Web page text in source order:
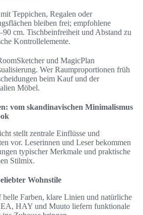
Teppichen, Regalen oder
bleiben frei; empfohlene
cm. Tischbeinfreiheit und Abstand zu
Kontrollelemente.
und MagicPlan
Wer Raumproportionen früh
beim Kauf und der
Möbel.
vom skandinavischen Minimalismus
stellt zentrale Einflüsse und
vor. Leserinnen und Leser bekommen
typischer Merkmale und praktische
Stilmix.
Wohnstile
helle Farben, klare Linien und natürliche
HAY und Muuto liefern funktionale